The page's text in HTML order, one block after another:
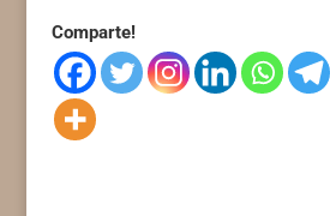
Comparte!